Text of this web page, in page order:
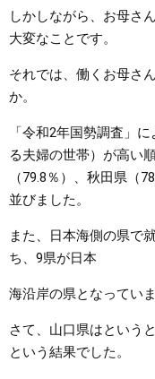
しかしながら、お母さ
大変なことです。
それでは、働くお母さ
か。
「令和2年国勢調査」
る夫婦の世帯）が高い
（79.8％）、秋田県（
並びました。
また、日本海側の県で
ち、9県が日本
海沿岸の県となっていま
さて、山口県はという
という結果でした。